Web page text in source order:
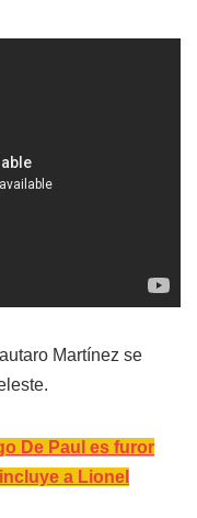
Martínez se
De Paul es furor
a Lionel